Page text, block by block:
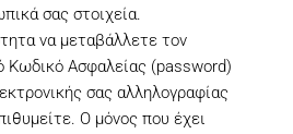
σας στοιχεία.
να μεταβάλλετε τον
Κωδικό Ασφαλείας (password)
σας αλληλογραφίας
Ο μόνος που έχει